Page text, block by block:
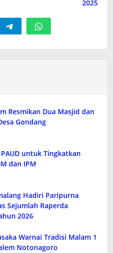
2025
Resmikan Dua Masjid dan
Gondang
untuk Tingkatkan
dan IPM
Hadiri Paripurna
Sejumlah Raperda
2026
Warnai Tradisi Malam 1
Notonagoro